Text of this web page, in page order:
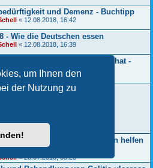
um Ihnen den
der Nutzung zu
und Demenz - Buchtipp
« 12.08.2018, 16:42
- Wie die Deutschen essen
« 12.08.2018, 16:39
von jedem, der jemals gelebt hat -
« 11.08.2018, 06:10
Rückrufaktion wegen
Wirkstoff
bei Alzheimer und Schmerzen helfen
«28.07.2018, 05:25